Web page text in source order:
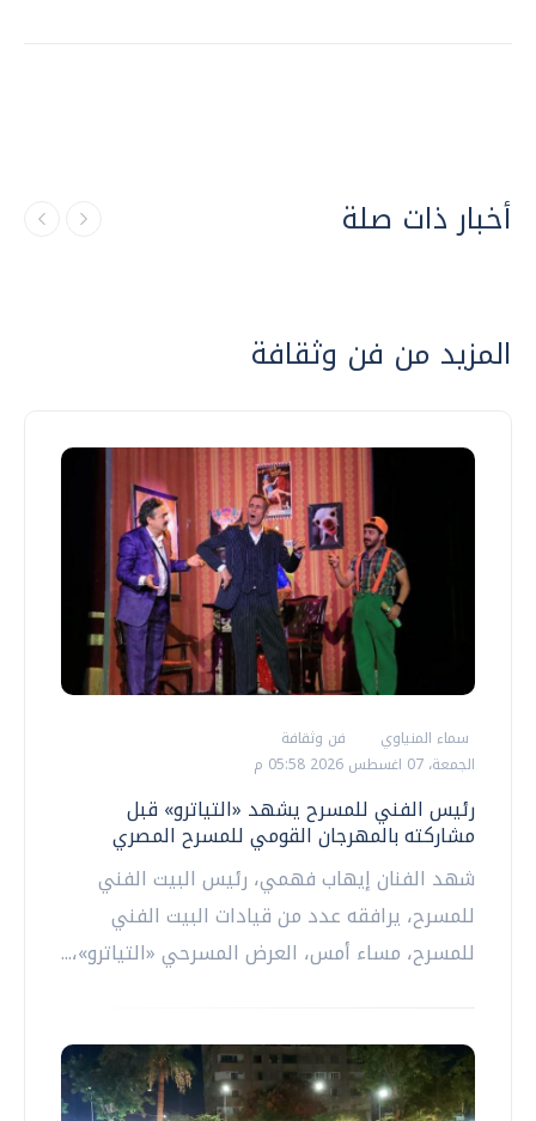
أخبار ذات صلة
المزيد من فن وثقافة
سماء المنياوي
فن وثقافة
الجمعة، 07 اغسطس 2026 05:58 م
رئيس الفني للمسرح يشهد «التياترو» قبل
مشاركته بالمهرجان القومي للمسرح المصري
شهد الفنان إيهاب فهمي، رئيس البيت الفني
للمسرح، يرافقه عدد من قيادات البيت الفني
للمسرح، مساء أمس، العرض المسرحي «التياترو»،...